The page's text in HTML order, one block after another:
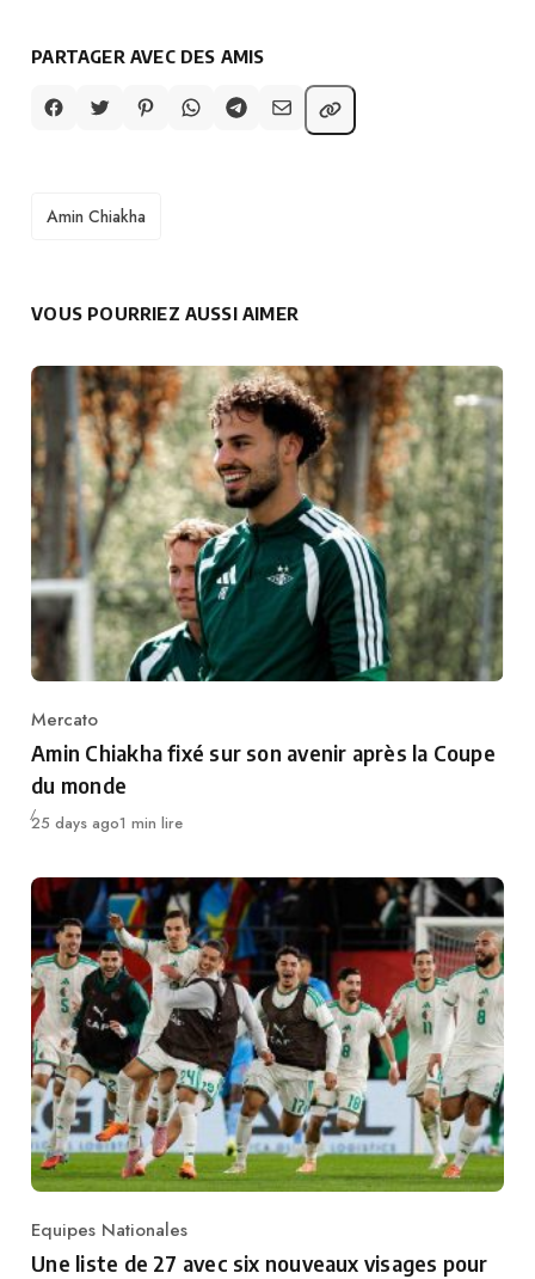
PARTAGER AVEC DES AMIS
TAGS
Amin Chiakha
VOUS POURRIEZ AUSSI AIMER
Category
Mercato
Amin Chiakha fixé sur son avenir après la Coupe
du monde
Publié
25 days ago1 min lire
Category
Equipes Nationales
Une liste de 27 avec six nouveaux visages pour